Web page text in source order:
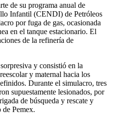
de su programa anual de
Infantil (CENDI) de Petróleos
por fuga de gas, ocasionada
en el tanque estacionario. El
de la refinería de
y consistió en la
y maternal hacia los
Durante el simulacro, tres
supuestamente lesionados, por
de búsqueda y rescate y
Pemex.